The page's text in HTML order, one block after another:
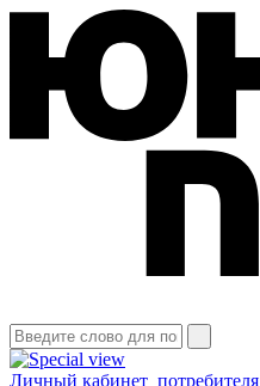
Личный кабинет потребителя